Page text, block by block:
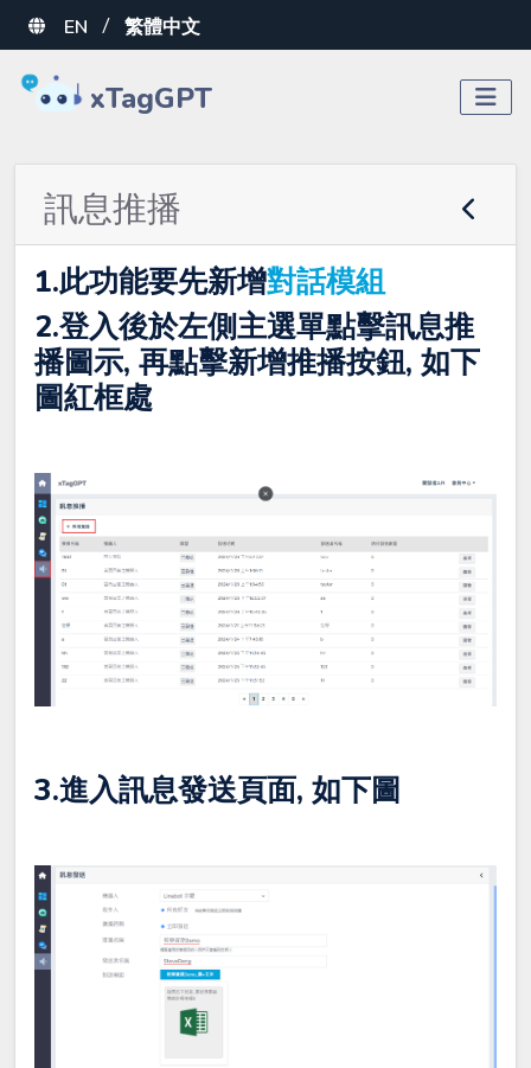
EN / 繁體中文
xTagGPT
訊息推播
1.此功能要先新增對話模組
2.登入後於左側主選單點擊訊息推
播圖示, 再點擊新增推播按鈕, 如下
圖紅框處
3.進入訊息發送頁面, 如下圖